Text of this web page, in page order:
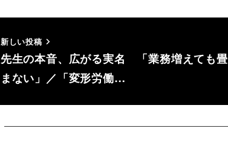
新しい投稿
先生の本音、広がる実名 「業務増えても畳
まない」／「変形労働…